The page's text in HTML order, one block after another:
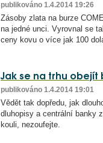
publikováno 1.4.2014 19:26
Zásoby zlata na burze
na jedné unci. Vyrovnal se
ceny kovu o více jak 100
Jak se na trhu obejít
publikováno 1.4.2014 19:01
Vědět tak dopředu, jak
dluhopisy a centrální banky
kouli, nezoufejte.